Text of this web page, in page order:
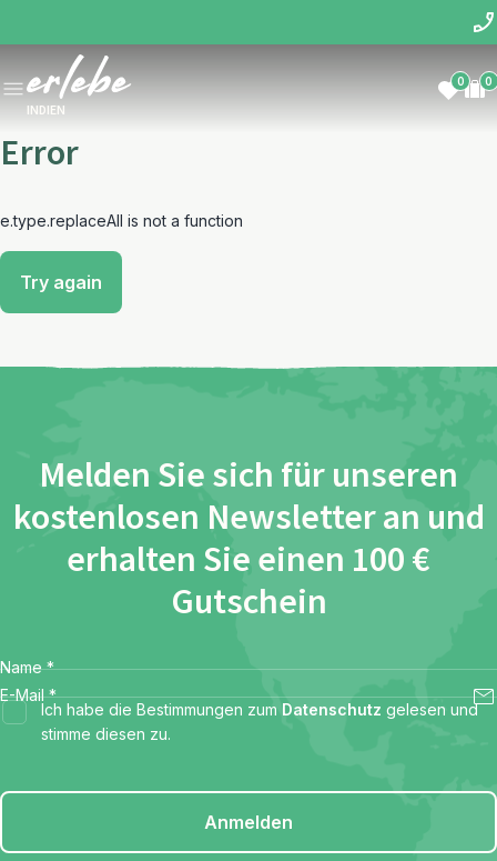
INDIEN
0 0
Error
e.type.replaceAll is not a function
Try again
Melden Sie sich für unseren
kostenlosen Newsletter an und
erhalten Sie einen 100 €
Gutschein
Name *
E-Mail *
Ich habe die Bestimmungen zum Datenschutz gelesen und
stimme diesen zu.
Anmelden